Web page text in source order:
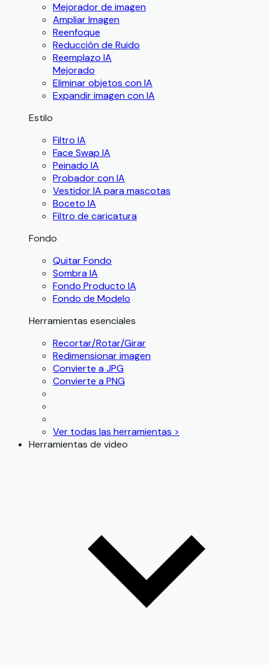
Mejorador de imagen
Ampliar Imagen
Reenfoque
Reducción de Ruido
Reemplazo IA
Mejorado
Eliminar objetos con IA
Expandir imagen con IA
Estilo
Filtro IA
Face Swap IA
Peinado IA
Probador con IA
Vestidor IA para mascotas
Boceto IA
Filtro de caricatura
Fondo
Quitar Fondo
Sombra IA
Fondo Producto IA
Fondo de Modelo
Herramientas esenciales
Recortar/Rotar/Girar
Redimensionar imagen
Convierte a JPG
Convierte a PNG
Ver todas las herramientas >
Herramientas de video